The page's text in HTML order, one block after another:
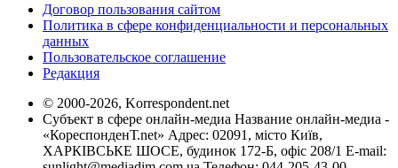
Договор пользования сайтом
Политика в сфере конфиденциальности и персональных
данных
Пользовательское соглашение
Редакция
© 2000-2026, Korrespondent.net
Субъект в сфере онлайн-медиа Название онлайн-медиа -
«КореспонденТ.net» Адрес: 02091, місто Київ,
ХАРКІВСЬКЕ ШОСЕ, будинок 172-Б, офіс 208/1 E-mail: